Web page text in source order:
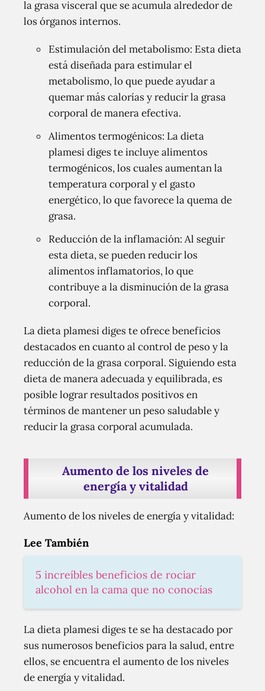
la grasa visceral que se acumula alrededor de
los órganos internos.
Estimulación del metabolismo: Esta dieta
está diseñada para estimular el
metabolismo, lo que puede ayudar a
quemar más calorías y reducir la grasa
corporal de manera efectiva.
Alimentos termogénicos: La dieta
plamesi diges te incluye alimentos
termogénicos, los cuales aumentan la
temperatura corporal y el gasto
energético, lo que favorece la quema de
grasa.
Reducción de la inflamación: Al seguir
esta dieta, se pueden reducir los
alimentos inflamatorios, lo que
contribuye a la disminución de la grasa
corporal.
La dieta plamesi diges te ofrece beneficios
destacados en cuanto al control de peso y la
reducción de la grasa corporal. Siguiendo esta
dieta de manera adecuada y equilibrada, es
posible lograr resultados positivos en
términos de mantener un peso saludable y
reducir la grasa corporal acumulada.
Aumento de los niveles de
energía y vitalidad
Aumento de los niveles de energía y vitalidad:
Lee También
5 increíbles beneficios de rociar
alcohol en la cama que no conocías
La dieta plamesi diges te se ha destacado por
sus numerosos beneficios para la salud, entre
ellos, se encuentra el aumento de los niveles
de energía y vitalidad.